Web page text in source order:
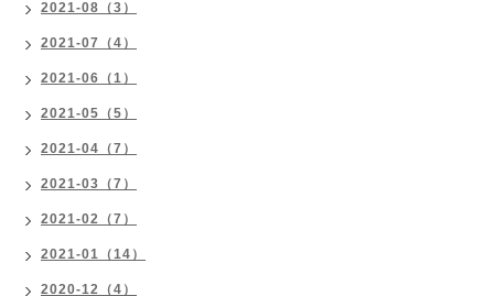
2021-08（3）
2021-07（4）
2021-06（1）
2021-05（5）
2021-04（7）
2021-03（7）
2021-02（7）
2021-01（14）
2020-12（4）